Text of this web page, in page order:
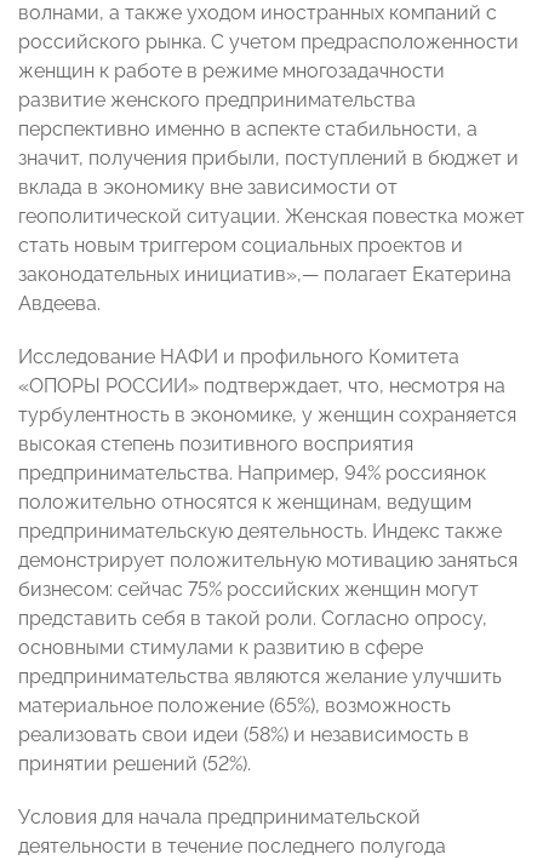
волнами, а также уходом иностранных компаний с
российского рынка. С учетом предрасположенности
женщин к работе в режиме многозадачности
развитие женского предпринимательства
перспективно именно в аспекте стабильности, а
значит, получения прибыли, поступлений в бюджет и
вклада в экономику вне зависимости от
геополитической ситуации. Женская повестка может
стать новым триггером социальных проектов и
законодательных инициатив»,— полагает Екатерина
Авдеева.
Исследование НАФИ и профильного Комитета
«ОПОРЫ РОССИИ» подтверждает, что, несмотря на
турбулентность в экономике, у женщин сохраняется
высокая степень позитивного восприятия
предпринимательства. Например, 94% россиянок
положительно относятся к женщинам, ведущим
предпринимательскую деятельность. Индекс также
демонстрирует положительную мотивацию заняться
бизнесом: сейчас 75% российских женщин могут
представить себя в такой роли. Согласно опросу,
основными стимулами к развитию в сфере
предпринимательства являются желание улучшить
материальное положение (65%), возможность
реализовать свои идеи (58%) и независимость в
принятии решений (52%).
Условия для начала предпринимательской
деятельности в течение последнего полугода